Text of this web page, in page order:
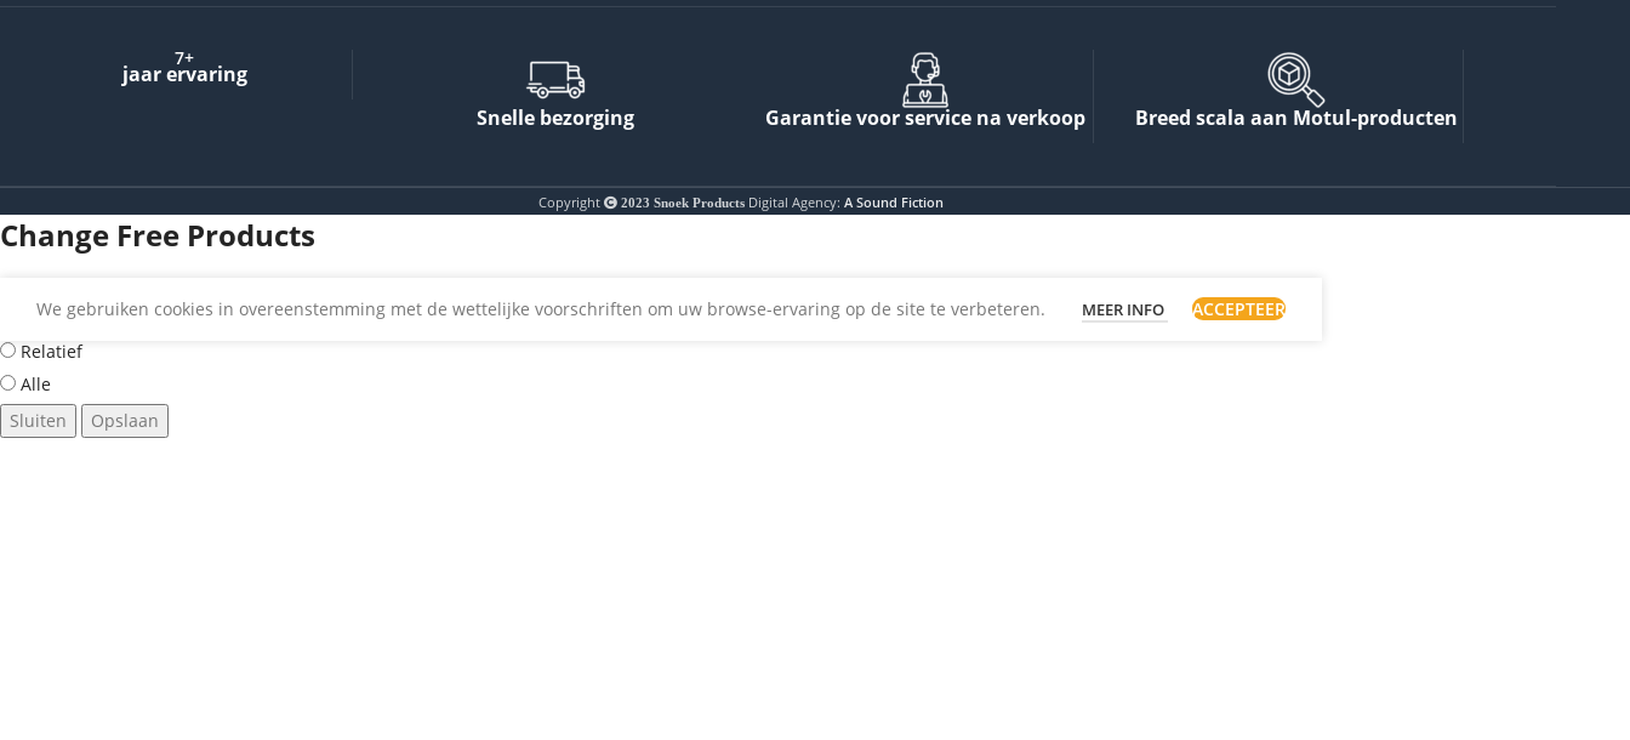
7+
jaar ervaring
Snelle bezorging
Garantie voor service na verkoop Breed scala aan Motul-producten
Copyright 2023 Snoek Products Digital Agency: A Sound Fiction
We gebruiken cookies in overeenstemming met de wettelijke voorschriften om uw browse-ervaring op de site te verbeteren. MEER INFO ACCEPTEER
Change Free Products
Suggested
Relatief
Alle
Sluiten
Opslaan